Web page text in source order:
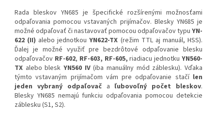
Rada bleskov YN685 je špecifické rozšírenými možnosťami
odpaľovania pomocou vstavaných prijímačov. Blesky YN685 je
možné odpaľovať či nastavovať pomocou odpaľovačov typu YN-
622 (II) alebo jednotkouYN622-TX (režim TTL aj manuál, HSS).
Ďalej je možné využiť pre bezdrôtové odpaľovanie blesku
odpaľovačov RF-602, RF-603, RF-605,riadiacu jednotkuYN560-
TX alebo blesk YN560 IV(iba manuálny mód záblesku). Vďaka
týmto vstavaným prijímačom vám pre odpaľovanie stačí len
jeden vybraný odpaľovača ľubovoľný počet bleskov.
Blesky YN685 nemajú funkciu odpaľovania pomocou detekcie
záblesku (S1, S2).